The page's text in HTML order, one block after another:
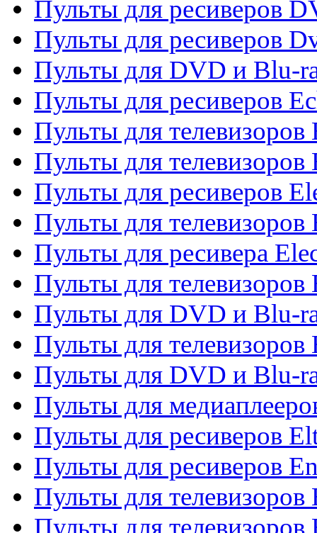
Пульты для ресиверов
Пульты для ресиверов
Пульты для DVD и Blu-
Пульты для ресиверов
Пульты для телевизоров
Пульты для телевизоров
Пульты для ресиверов
Пульты для телевизоров
Пульты для ресивера
Пульты для телевизоров
Пульты для DVD и Blu-
Пульты для телевизоров
Пульты для DVD и Blu-
Пульты для
Пульты для ресиверов
Пульты для ресиверов
Пульты для телевизоров
Пульты для телевизоров